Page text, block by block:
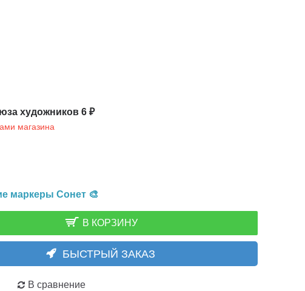
художников 6 ₽
магазина
маркеры Сонет 🎨
В КОРЗИНУ
БЫСТРЫЙ ЗАКАЗ
В сравнение